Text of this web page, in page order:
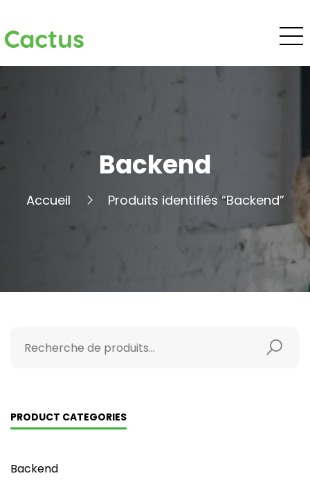
Cactus
Backend
Accueil Produits identifiés “Backend”
PRODUCT CATEGORIES
Backend